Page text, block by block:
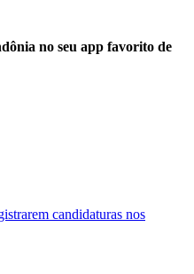
no seu app favorito de